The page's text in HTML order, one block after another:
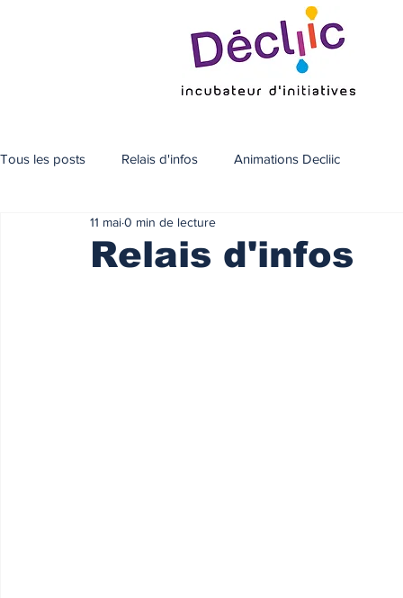
Tous les posts Relais d'infos Animations Decliic
Relais d'infos
11 mai0 min de lecture